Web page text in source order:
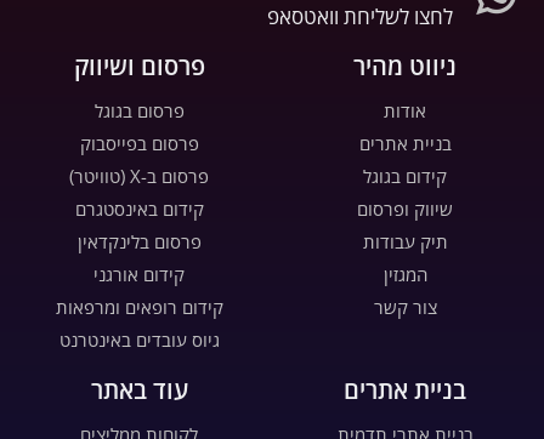
לחצו לשליחת וואטסאפ
ניווט מהיר
אודות
בניית אתרים
קידום בגוגל
שיווק ופרסום
תיק עבודות
המגזין
צור קשר
פרסום ושיווק
פרסום בגוגל
פרסום בפייסבוק
פרסום ב-X (טוויטר)
קידום באינסטגרם
פרסום בלינקדאין
קידום אורגני
קידום רופאים ומרפאות
גיוס עובדים באינטרנט
בניית אתרים
בניית אתרי תדמית
עוד באתר
לקוחות ממליצים